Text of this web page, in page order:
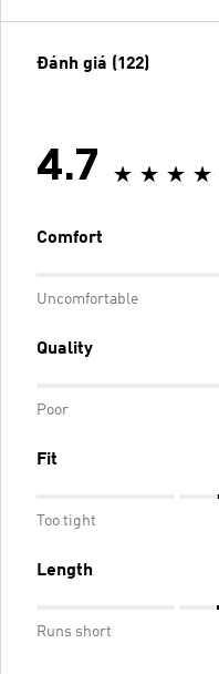
Đánh giá (122)
4.7
Comfort
Uncomfortable
Quality
Poor
Fit
Too tight
Length
Runs short